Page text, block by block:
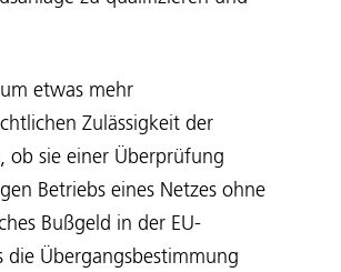
etwas mehr
Zulässigkeit der
ob sie einer Überprüfung
Betriebs eines Netzes ohne
Bußgeld in der EU-
Übergangsbestimmung